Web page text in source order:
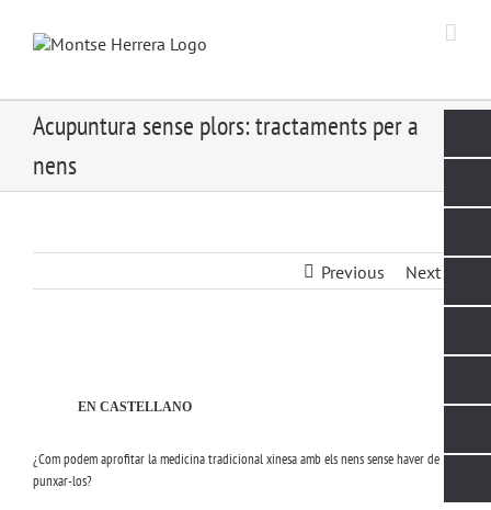
content
Acupuntura sense plors: tractaments per a
nens
Previous Next
ImageEN CASTELLANO
¿Com podem aprofitar la medicina tradicional xinesa amb els nens sense haver de
punxar-los?